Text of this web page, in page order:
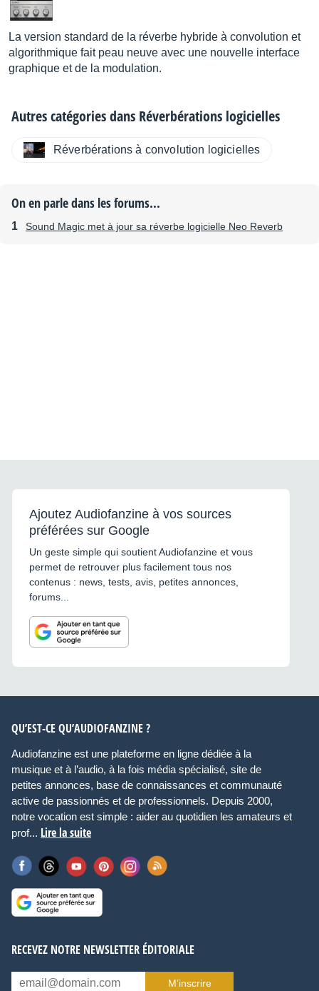
La version standard de la réverbe hybride à convolution et
algorithmique fait peau neuve avec une nouvelle interface
graphique et de la modulation.
Autres catégories dans Réverbérations logicielles
Réverbérations à convolution logicielles
On en parle dans les forums...
Sound Magic met à jour sa réverbe logicielle Neo Reverb
Ajoutez Audiofanzine à vos sources
préférées sur Google
Un geste simple qui soutient Audiofanzine et vous
permet de retrouver plus facilement tous nos
contenus : news, tests, avis, petites annonces,
forums...
QU’EST-CE QU’AUDIOFANZINE ?
Audiofanzine est une plateforme en ligne dédiée à la
musique et à l’audio, à la fois média spécialisé, site de
petites annonces, base de connaissances et communauté
active de passionnés et de professionnels. Depuis 2000,
notre vocation est simple : aider au quotidien les amateurs et
prof... Lire la suite
RECEVEZ NOTRE NEWSLETTER ÉDITORIALE
M’inscrire